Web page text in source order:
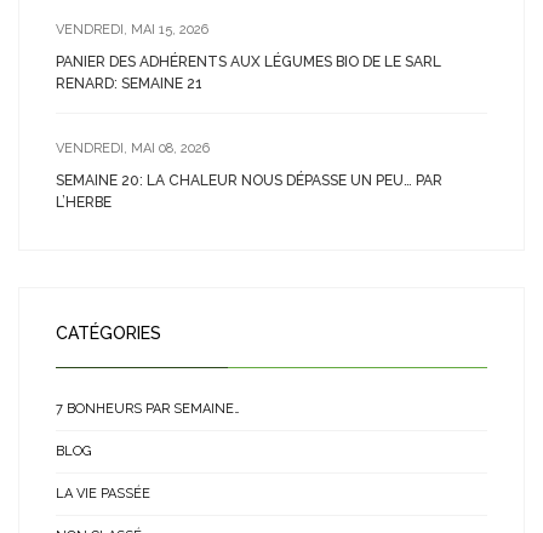
VENDREDI, MAI 15, 2026
PANIER DES ADHÉRENTS AUX LÉGUMES BIO DE LE SARL
RENARD: SEMAINE 21
VENDREDI, MAI 08, 2026
SEMAINE 20: LA CHALEUR NOUS DÉPASSE UN PEU… PAR
L’HERBE
CATÉGORIES
7 BONHEURS PAR SEMAINE…
BLOG
LA VIE PASSÉE